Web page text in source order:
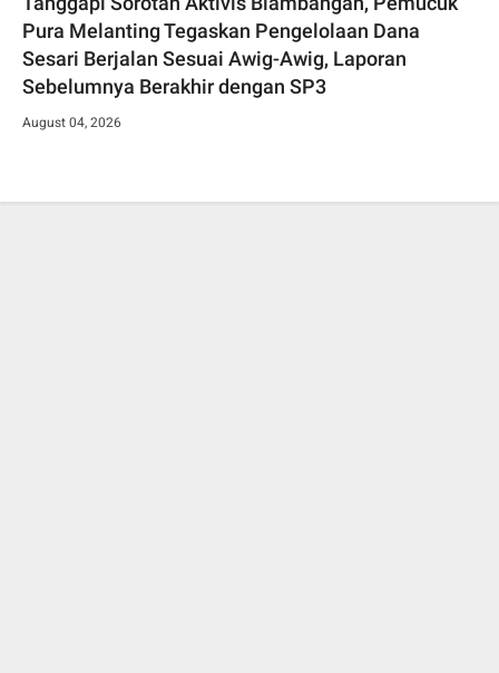
Pura Melanting Tegaskan Pengelolaan Dana
Sesari Berjalan Sesuai Awig-Awig, Laporan
Sebelumnya Berakhir dengan SP3
August 04, 2026